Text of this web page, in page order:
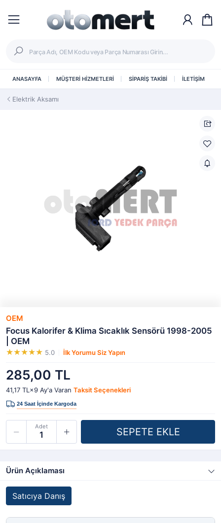
ANASAYFA MÜŞTERİ HİZMETLERİ SİPARİŞ TAKİBİ İLETİŞİM
Elektrik Aksamı
OEM
Focus Kalorifer & Klima Sıcaklık Sensörü 1998-2005
| OEM
5.0 İlk Yorumu Siz Yapın
285,00 TL
41,17 TL×9 Ay'a Varan Taksit Seçenekleri
Adet
Ürün Açıklaması
Satıcıya Danış